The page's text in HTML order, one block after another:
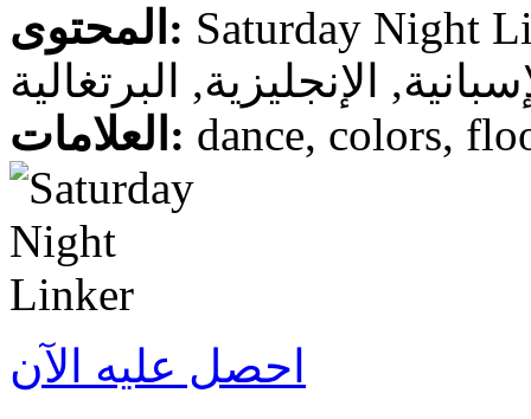
المحتوى:
الإنجليزية, البرتغالية
العلامات: dance, colors,
احصل عليه الآن